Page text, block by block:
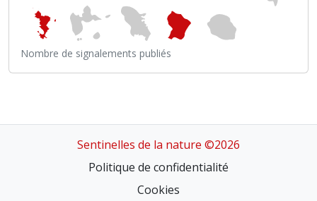
Nombre de signalements publiés
Sentinelles de la nature ©2026
Politique de confidentialité
Cookies